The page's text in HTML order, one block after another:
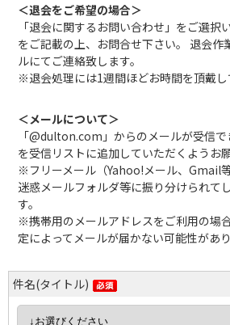
＜退会をご希望の場合＞
「退会に関するお問い合わせ」をご選択
をご記載の上、お問合せ下さい。 退会作
ルにてご連絡致します。
※退会処理には1週間ほどお時間を頂戴し
＜メールについて＞
「@dulton.com」からのメールが受信
を受信リストに追加していただくようお願
※フリーメール（Yahoo!メール、Gmail
迷惑メールフォルダ等に振り分けられて
す。
※携帯用のメールアドレスをご利用の場
定によってメールが届かない可能性があり
件名(タイトル)